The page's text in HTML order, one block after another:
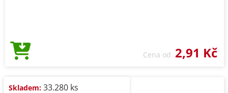
Cena od 2,91 Kč
Skladem: 33.280 ks